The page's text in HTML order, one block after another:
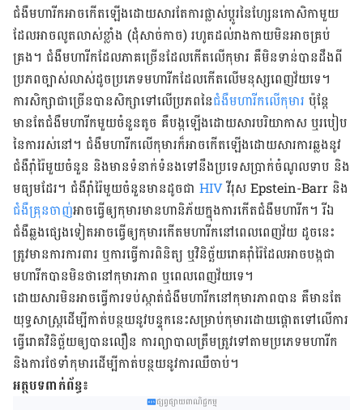
ជំងឺមហារីកអាចកើតឡើងដោយសារតែការផ្លាស់ប្តូរនៃហ្សែនកោសិកាមួយ
ដែលអាចលូតលាស់ខ្លាំង (ដុំសាច់កាច) រហូត​​ដល់​រាង​កាយ​មិន​អាច​គ្រប់​
គ្រង។ ជំងឺមហារីកដែលភាគច្រើនដែលកើតលើកុមារ គឺមិនទាន់បានដឹងពី
ប្រភពច្បាស់លាស់ដូចប្រភេទមហារីកដែលកើតលើមនុស្សពេញវ័យទេ។
ការសិក្សាជាច្រើនបានសិក្សាទៅលើប្រភពនៃជំងឺមហារីកលើកុមារ​ ប៉ុន្តែ
មានតែជំងឺមហារីកមួយចំនួនតូច គឺបង្កឡើងដោយសារបរិយាកាស ឬរបៀប
នៃការរស់នៅ។ ជំងឺមហារីកលើកុមារក៏អាចកើតឡើងដោយសារការឆ្លងនូវ
ជំងឺរ៉ាំរ៉ៃមួយចំនួន​ និងមានទំនាក់ទំនងទៅនឹងប្រទេសប្រាក់ចំណូលទាប និង
មធ្យមដែរ។ ជំងឺរ៉ាំរ៉ៃមួយចំនួនមានដូចជា HIVវីរុស​ Epstein-Barr និង
ជំងឺគ្រុនចាញ់អាចធ្វើឲ្យកុមារមានហានិភ័យក្នុងការកើតជំងឺមហារីក។ រីឯ
ជំងឺឆ្លងផ្សេងទៀតអាចធ្វើឲ្យកុមារកើតមហារីកនៅពេលពេញវ័យ ដូចនេះ
ត្រូវមានការការពារ​ ឬការធ្វើការពិនិត្យ ឬវិនិច្ឆ័យរោគរ៉ាំរ៉ៃដែលអាចបង្កជា
មហារីកបានមិនថានៅកុមារភាព​ ឬពេលពេញវ័យទេ។
ដោយសារមិនអាចធ្វើការទប់ស្កាត់ជំងឺមហារីកនៅកុមារភាពបាន គឺមានតែ
យុទ្ធសាស្ត្រដើម្បីកាត់បន្ថយនូវបន្ទុកនេះសម្រាប់កុមារដោយផ្តោតទៅលើការ
ធ្វើរោគវិនិច្ឆ័យឲ្យបានលឿន ការព្យាបាលត្រឹមត្រូវទៅតាមប្រភេទមហារីក
និងការថែទាំកុមារដើម្បីកាត់បន្ថយនូវការឈឹចាប់។
អត្ថបទពាក់ព័ន្ធ៖
ផ្សព្វផ្សាយពាណិជ្ជកម្ម